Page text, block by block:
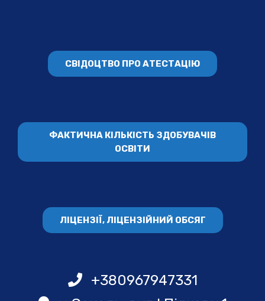
СВІДОЦТВО ПРО АТЕСТАЦІЮ
ФАКТИЧНА КІЛЬКІСТЬ ЗДОБУВАЧІВ
ОСВІТИ
ЛІЦЕНЗІЇ, ЛІЦЕНЗІЙНИЙ ОБСЯГ
+380967947331